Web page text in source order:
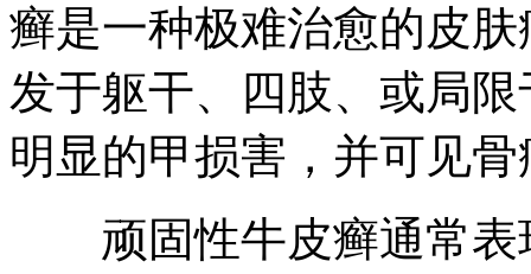
癣是一种极难治愈的皮
发于躯干、四肢、或局
明显的甲损害，并可见骨
顽固性牛皮癣通常表